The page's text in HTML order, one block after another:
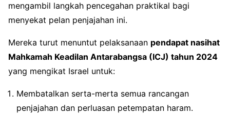
mengambil langkah pencegahan praktikal bagi
menyekat pelan penjajahan ini.
Mereka turut menuntut pelaksanaan pendapat nasihat
Mahkamah Keadilan Antarabangsa (ICJ) tahun 2024
yang mengikat Israel untuk:
Membatalkan serta-merta semua rancangan
penjajahan dan perluasan petempatan haram.